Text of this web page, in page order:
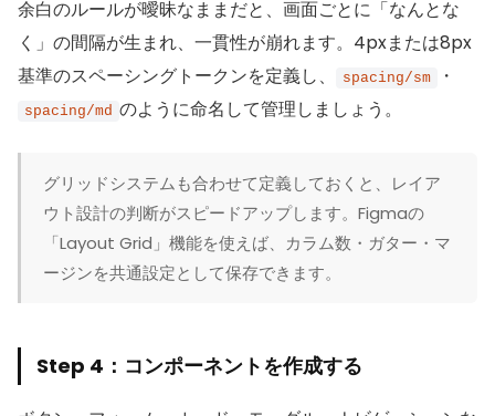
余白のルールが曖昧なままだと、画面ごとに「なんとな
く」の間隔が生まれ、一貫性が崩れます。4pxまたは8px
基準のスペーシングトークンを定義し、
spacing/sm ・
spacing/md のように命名して管理しましょう。
グリッドシステムも合わせて定義しておくと、レイア
ウト設計の判断がスピードアップします。Figmaの
「Layout Grid」機能を使えば、カラム数・ガター・マ
ージンを共通設定として保存できます。
Step 4：コンポーネントを作成する